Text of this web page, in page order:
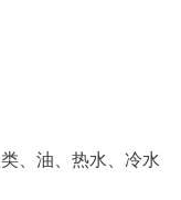
、油、热水、冷水